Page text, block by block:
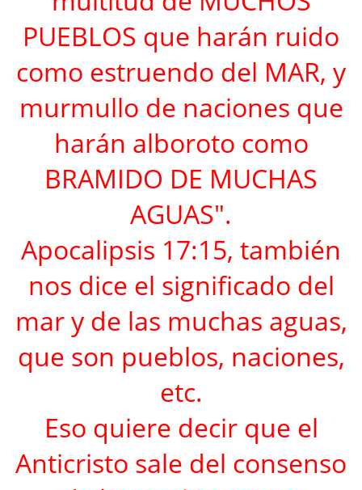
PUEBLOS que harán ruido
como estruendo del MAR, y
murmullo de naciones que
harán alboroto como
BRAMIDO DE MUCHAS
AGUAS".
Apocalipsis 17:15, también
nos dice el significado del
mar y de las muchas aguas,
que son pueblos, naciones,
etc.
Eso quiere decir que el
Anticristo sale del consenso